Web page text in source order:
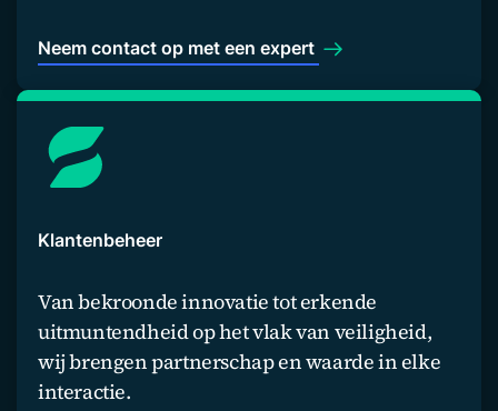
Neem contact op met een expert
Klantenbeheer
Van bekroonde innovatie tot erkende
uitmuntendheid op het vlak van veiligheid,
wij brengen partnerschap en waarde in elke
interactie.